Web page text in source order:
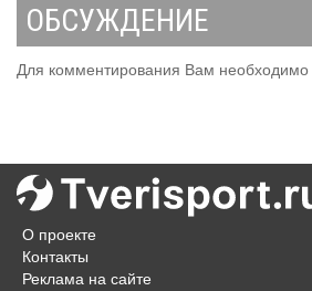
ОБСУЖДЕНИЕ
Для комментирования Вам необходимо
О проекте
Контакты
Реклама на сайте